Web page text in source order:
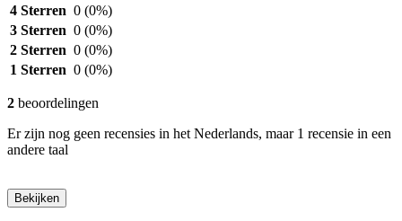
4 Sterren 0 (0%)
3 Sterren 0 (0%)
2 Sterren 0 (0%)
1 Sterren 0 (0%)
2 beoordelingen
Er zijn nog geen recensies in het Nederlands, maar 1 recensie in een
andere taal
Bekijken